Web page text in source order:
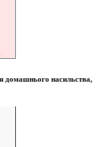
домашнього насильства,